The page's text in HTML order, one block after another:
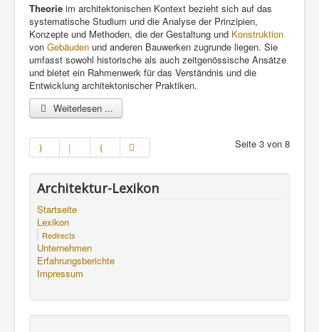
Theorie im architektonischen Kontext bezieht sich auf das
systematische Studium und die Analyse der Prinzipien,
Konzepte und Methoden, die der Gestaltung und Konstruktion
von Gebäuden und anderen Bauwerken zugrunde liegen. Sie
umfasst sowohl historische als auch zeitgenössische Ansätze
und bietet ein Rahmenwerk für das Verständnis und die
Entwicklung architektonischer Praktiken.
Weiterlesen ...
Seite 3 von 8
Architektur-Lexikon
Startseite
Lexikon
Redirects
Unternehmen
Erfahrungsberichte
Impressum